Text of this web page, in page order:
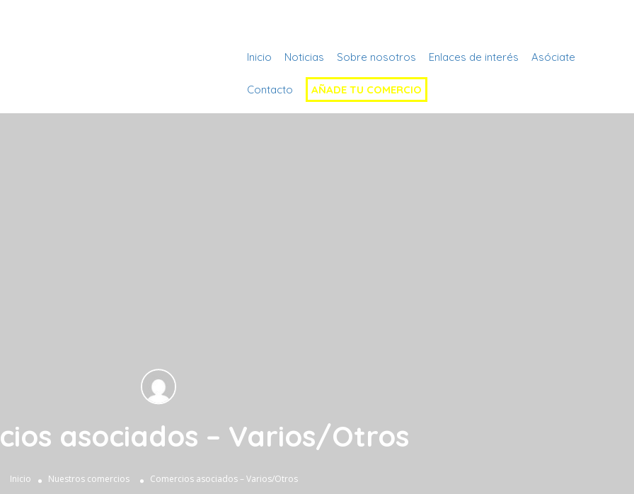
Inicio Noticias Sobre nosotros Enlaces de interés Asóciate
Contacto AÑADE TU COMERCIO
asociados – Varios/Otros
Inicio Nuestros comercios Comercios asociados – Varios/Otros